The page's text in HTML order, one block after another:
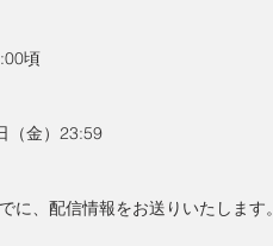
頃
（金）23:59
に、配信情報をお送りいたします。